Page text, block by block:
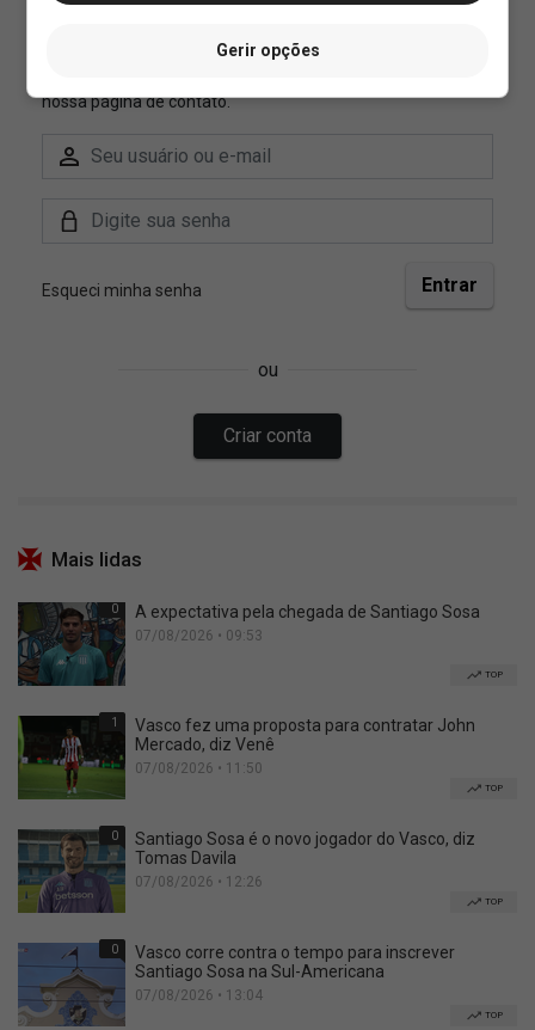
Mais lidas
0 A expectativa pela chegada de Santiago Sosa
07/08/2026 • 09:53
TOP
1
Vasco fez uma proposta para contratar John
Mercado, diz Venê
07/08/2026 • 11:50
TOP
0
Santiago Sosa é o novo jogador do Vasco, diz
Tomas Davila
07/08/2026 • 12:26
TOP
0
Vasco corre contra o tempo para inscrever
Santiago Sosa na Sul-Americana
07/08/2026 • 13:04
TOP
Gerir opções